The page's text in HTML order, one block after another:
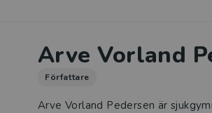
Arve Vorland
Författare
Arve Vorland Pedersen är